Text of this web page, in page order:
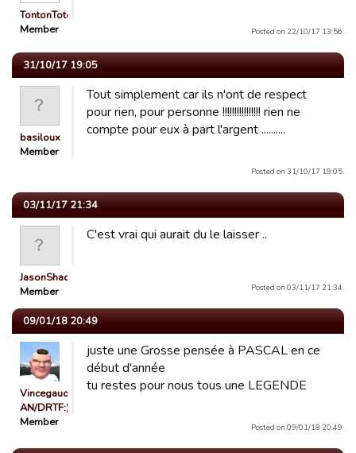
TontonTotof
Member
Posted on 22/10/17 13:56.
31/10/17 19:05
basiloux
Member
Tout simplement car ils n'ont de respect
pour rien, pour personne !!!!!!!!!!!!!!!! rien ne
compte pour eux à part l'argent ..........
Posted on 31/10/17 19:05.
03/11/17 21:34
JasonShady1
Member
C'est vrai qui aurait du le laisser ..
Posted on 03/11/17 21:34.
09/01/18 20:49
Vincegaud
AN/DRTF:)
Member
juste une Grosse pensée à PASCAL en ce
début d'année
tu restes pour nous tous une LEGENDE
Posted on 09/01/18 20:49.